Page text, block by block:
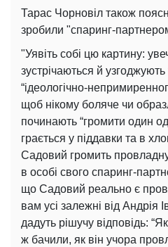
Тарас Чорновіл також
зробили "спаринг-
"Уявіть собі цю картину:
зустрічаються й
“ідеологічно-
щоб нікому боляче чи
починають “громити один
грається у піддавки та в
Садовий громить
в особі свого спаринг-
що Садовий реально є
вам усі залежні від Андрія
дадуть рішучу відповідь:
ж бачили, як він учора